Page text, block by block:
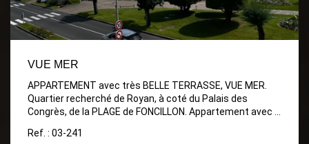
VUE MER
APPARTEMENT avec très BELLE TERRASSE, VUE MER.
Quartier recherché de Royan, à coté du Palais des
Congrès, de la PLAGE de FONCILLON. Appartement avec 2
, Belle Cuisine aménagée et équipée, Salle d'eau, et wc.
Ref. : 03-241